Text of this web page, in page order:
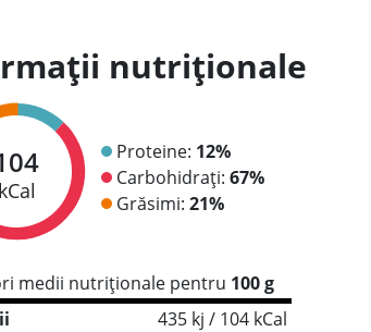
nutriționale
kCal
Proteine: 12%
Carbohidrați: 67%
Grăsimi: 21%
medii nutriționale pentru 100 g
435 kj / 104 kCal